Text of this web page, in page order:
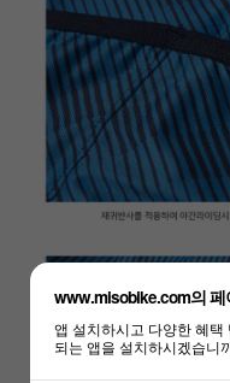
www.misobike.com의 페
앱 설치하시고 다양한 혜
되는 앱을 설치하시겠습니